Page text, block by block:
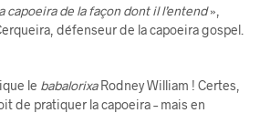
capoeira de la façon dont il l’entend»,
défenseur de la capoeira gospel.
le babalorixaRodney William ! Certes,
de pratiquer la capoeira – mais en